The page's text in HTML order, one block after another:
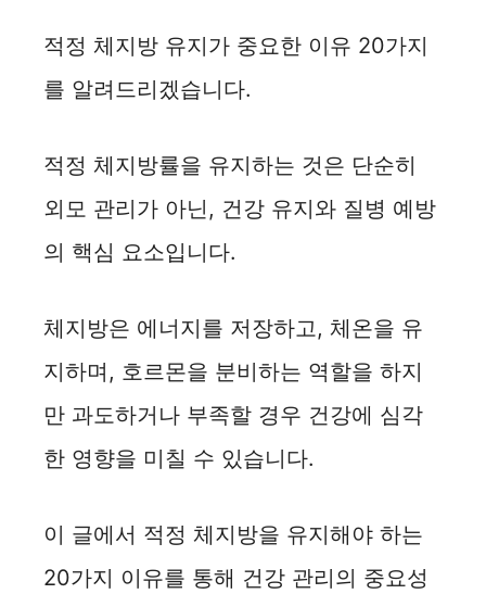
적정 체지방 유지가 중요한 이유 20가지
를 알려드리겠습니다.
적정 체지방률을 유지하는 것은 단순히
외모 관리가 아닌, 건강 유지와 질병 예방
의 핵심 요소입니다.
체지방은 에너지를 저장하고, 체온을 유
지하며, 호르몬을 분비하는 역할을 하지
만 과도하거나 부족할 경우 건강에 심각
한 영향을 미칠 수 있습니다.
이 글에서 적정 체지방을 유지해야 하는
20가지 이유를 통해 건강 관리의 중요성